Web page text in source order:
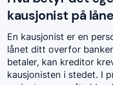
kausjonist på
En kausjonist er en
lånet ditt overfor
betaler, kan kreditor
kausjonisten i stedet. I